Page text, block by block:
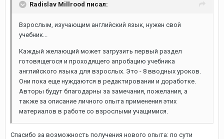
Radislav Millrood писал:
Взрослым, изучающим английский язык, нужен свой
учебник...
Каждый желающий может загрузить первый раздел
готовящегося и проходящего апробацию учебника
английского языка для взрослых. Это - 8 вводных уроков.
Они пока еще нуждаются в редактировании и доработке.
Авторы будут благодарны за замечания, пожелания, а
также за описание личного опыта применения этих
материалов в работе со взрослыми учащимися.
Спасибо за возможность получения нового опыта: по сути